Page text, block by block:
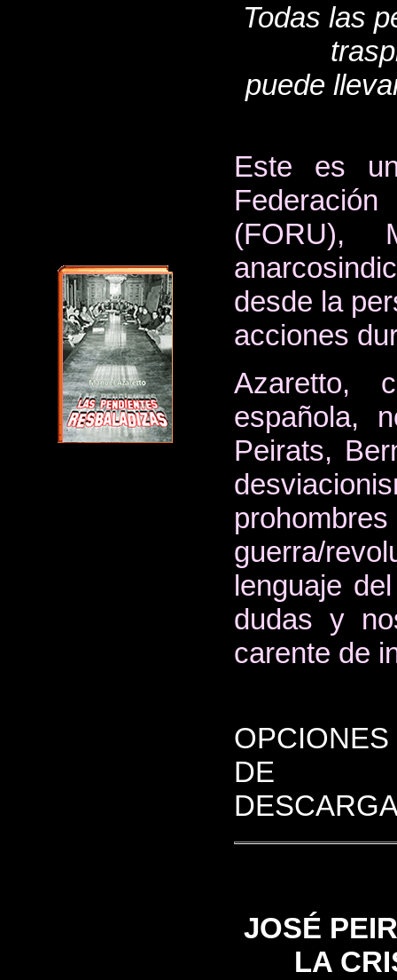
Todas las
puede
Este es
(FORU),
desde la
acciones
Azaretto,
española,
Peirats,
guerra/
lenguaje
dudas y
carente de
OPCIONES
DE
JOSÉ
LA